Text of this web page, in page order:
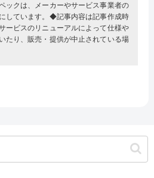
ックは、メーカーやサービス事業者の
しています。◆記事内容は記事作成時
ービスのリニューアルによって仕様や
たり、販売・提供が中止されている場